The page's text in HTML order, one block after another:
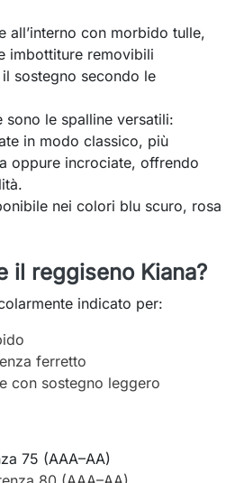
all’interno con morbido tulle,
imbottiture removibili
sostegno secondo le
le spalline versatili:
in modo classico, più
oppure incrociate, offrendo
nei colori blu scuro, rosa
il reggiseno Kiana?
indicato per:
ferretto
con sostegno leggero
75 (AAA–AA)